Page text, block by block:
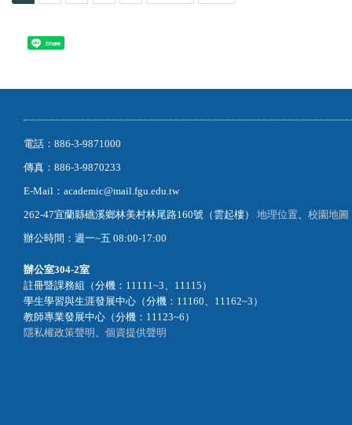
Share
電話：886-3-9871000
傳真：886-3-9870233
E-Mail：academic@mail.fgu.edu.tw
262-47宜蘭縣礁溪鄉林美村林尾路160號（雲起樓） 地理位置、 校園地圖
辦公時間：週一~五 08:00-17:00
辦公室304-2室
註冊暨課務組（分機：11111~3、11115）
學生學習與生涯發展中心（分機：11160、11162~3）
教師專業發展中心（分機：11123~6）
隱私權政策聲明 、 個資提供聲明